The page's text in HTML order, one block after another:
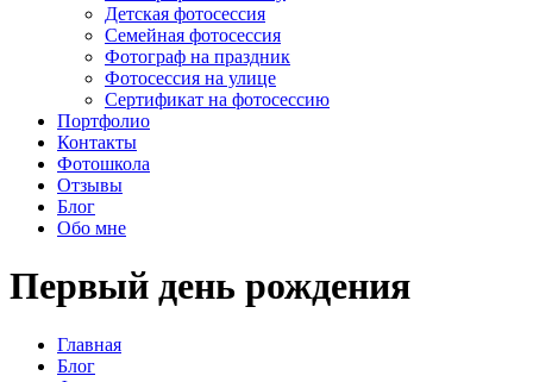
Детская фотосессия
Семейная фотосессия
Фотограф на праздник
Фотосессия на улице
Сертификат на фотосессию
Портфолио
Контакты
Фотошкола
Отзывы
Блог
Обо мне
Первый день рождения
Главная
Блог